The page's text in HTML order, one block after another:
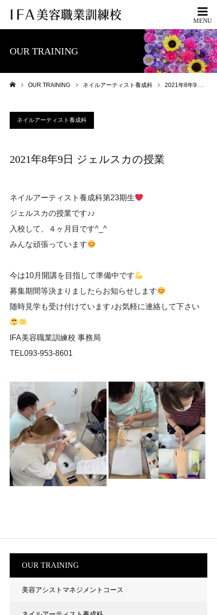
OUR TRAINING
OUR TRAINING ネイルアーティスト養成科 2021年8年9日 ジェルスカの授業
ネイルアーティスト養成科
2021年8年9日 ジェルスカの授業
ネイルアーティスト養成科第23期生
ジェルスカの授業です♪♪
入校して、４ヶ月目です^_^
みんな頑張っています
今は10月開講を目指して準備中です
募集期間等決まりましたらお知らせします
随時見学も受け付けています♪お気軽に連絡して下さい
IFA美容職業訓練校 事務局
TEL093-953-8601
OUR TRAINING
美容アシストマネジメントコース